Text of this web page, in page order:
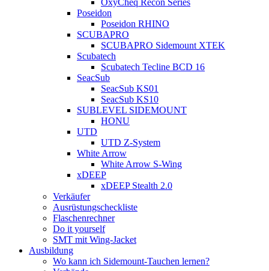
OxyCheq Recon Series
Poseidon
Poseidon RHINO
SCUBAPRO
SCUBAPRO Sidemount XTEK
Scubatech
Scubatech Tecline BCD 16
SeacSub
SeacSub KS01
SeacSub KS10
SUBLEVEL SIDEMOUNT
HONU
UTD
UTD Z-System
White Arrow
White Arrow S-Wing
xDEEP
xDEEP Stealth 2.0
Verkäufer
Ausrüstungscheckliste
Flaschenrechner
Do it yourself
SMT mit Wing-Jacket
Ausbildung
Wo kann ich Sidemount-Tauchen lernen?